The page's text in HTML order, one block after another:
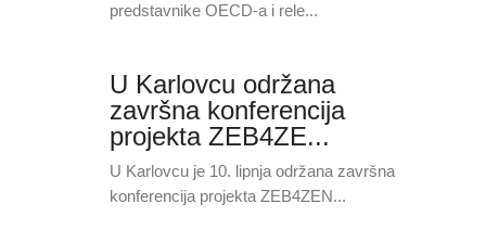
predstavnike OECD-a i rele...
U Karlovcu održana
završna konferencija
projekta ZEB4ZE...
U Karlovcu je 10. lipnja održana završna
konferencija projekta ZEB4ZEN...